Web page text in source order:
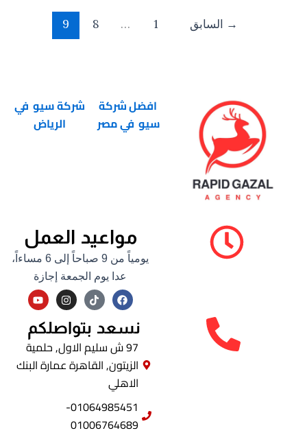
→السابق …
افضل شركة
سيو في مصر
شركة سيو في
الرياض
مواعيد العمل
يومياً من 9 صباحاً إلى 6 مساءاً،
عدا يوم الجمعة إجازة
F
a
c
e
b
o
o
k
I
n
s
t
a
g
r
a
Y
o
u
t
u
b
e
نسعد بتواصلكم
97 ش سليم الاول, حلمية
الزيتون, القاهرة عمارة البنك
الاهلي
01064985451-
01006764689